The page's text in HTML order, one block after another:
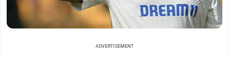
ADVERTISEMENT